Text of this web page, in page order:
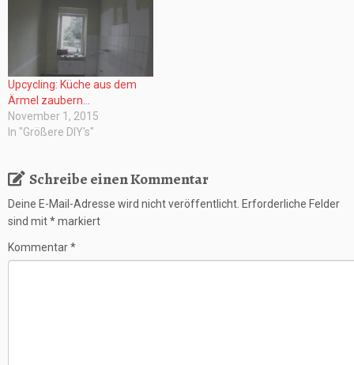
Upcycling: Küche aus dem
Ärmel zaubern…
November 1, 2015
In "Größere DIY's"
Schreibe einen Kommentar
Deine E-Mail-Adresse wird nicht veröffentlicht. Erforderliche Felder
sind mit*markiert
Kommentar*